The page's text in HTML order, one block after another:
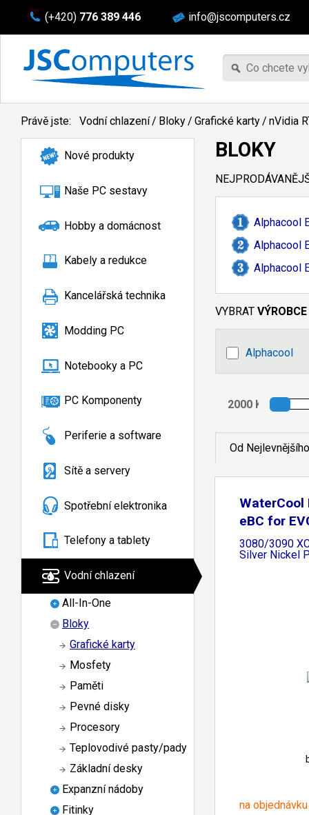
(+420) 776 389 446 info@jscomputers.cz
Právě jste: Vodní chlazení/ Bloky/ Grafické karty/ nVidia
Nové produkty
Naše PC sestavy
Hobby a domácnost
Kabely a redukce
Kancelářská technika
Modding PC
Notebooky a PC
PC Komponenty
Periferie a software
Sítě a servery
Spotřební elektronika
Telefony a tablety
Vodní chlazení
All-In-One
Bloky
Grafické karty
Mosfety
Paměti
Pevné disky
Procesory
Teplovodivé pasty/pady
Základní desky
Expanzní nádoby
Fitinky
BLOKY
Alphacool
Alphacool
Alphacool
VYBRAT VÝROBCE
Alphacool
Od Nejlevnějšího
WaterCool
eBC for
3080/3090
Silver Nickel
na objednávku